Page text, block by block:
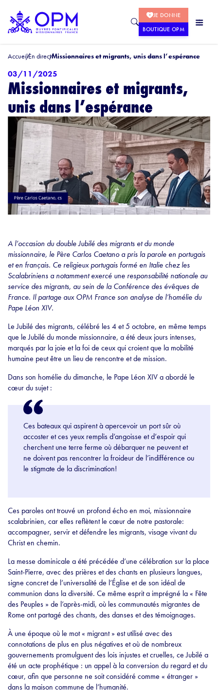
JE DONNE
BOUTIQUE OPM
AccueilEn directMissionnaires et migrants, unis dans l’espérance
03/11/2025
Missionnaires et migrants,
unis dans l’espérance
A l’occasion du double Jubilé des migrants et du monde
missionnaire, le Père Carlos Caetano a pris la parole en portugais
et en français. Ce religieux portugais formé en Italie chez les
Scalabriniens a notamment exercé une responsabilité nationale au
service des migrants, au sein de la Conférence des évêques de
France. Il partage aux OPM France son analyse de l’homélie du
Pape Léon XIV.
Le Jubilé des migrants, célébré les 4 et 5 octobre, en même temps
que le Jubilé du monde missionnaire, a été deux jours intenses,
marqués par la joie et la foi de ceux qui croient que la mobilité
humaine peut être un lieu de rencontre et de mission.
Dans son homélie du dimanche, le Pape Léon XIV a abordé le
cœur du sujet :
Ces bateaux qui aspirent à apercevoir un port sûr où
accoster et ces yeux remplis d’angoisse et d’espoir qui
cherchent une terre ferme où débarquer ne peuvent et
ne doivent pas rencontrer la froideur de l’indifférence ou
le stigmate de la discrimination!
Ces paroles ont trouvé un profond écho en moi, missionnaire
scalabrinien, car elles reflètent le cœur de notre pastorale:
accompagner, servir et défendre les migrants, visage vivant du
Christ en chemin.
La messe dominicale a été précédée d’une célébration sur la place
Saint-Pierre, avec des prières et des chants en plusieurs langues,
signe concret de l’universalité de l’Église et de son idéal de
communion dans la diversité. Ce même esprit a imprégné la « Fête
des Peuples » de l’après-midi, où les communautés migrantes de
Rome ont partagé des chants, des danses et des témoignages.
À une époque où le mot « migrant » est utilisé avec des
connotations de plus en plus négatives et où de nombreux
gouvernements promulguent des lois injustes et cruelles, ce Jubilé a
été un acte prophétique : un appel à la conversion du regard et du
cœur, afin que personne ne soit considéré comme « étranger »
dans la maison commune de l’humanité.